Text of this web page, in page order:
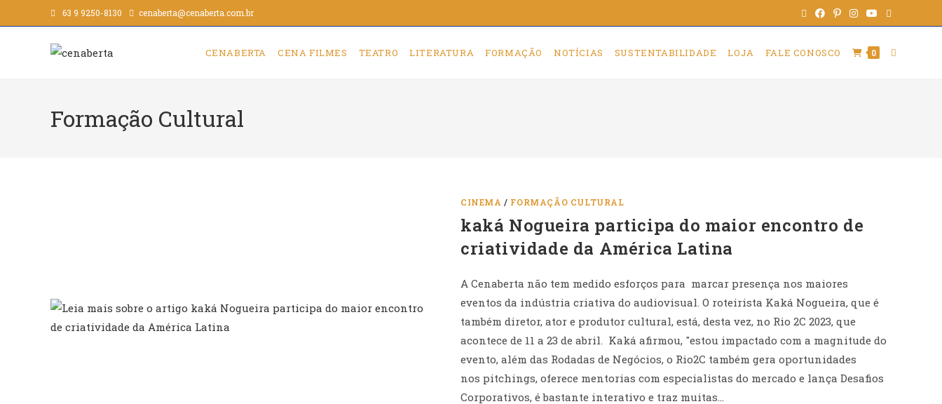
63 9 9250-8130 cenaberta@cenaberta.com.br
CENABERTA CENA FILMES TEATRO LITERATURA FORMAÇÃO NOTÍCIAS SUSTENTABILIDADE LOJA FALE CONOSCO 0
Formação Cultural
CINEMA / FORMAÇÃO CULTURAL
kaká Nogueira participa do maior encontro de
criatividade da América Latina
A Cenaberta não tem medido esforços para marcar presença nos maiores
eventos da indústria criativa do audiovisual. O roteirista Kaká Nogueira, que é
também diretor, ator e produtor cultural, está, desta vez, no Rio 2C 2023, que
acontece de 11 a 23 de abril. Kaká afirmou, "estou impactado com a magnitude do
evento, além das Rodadas de Negócios, o Rio2C também gera oportunidades
nos pitchings, oferece mentorias com especialistas do mercado e lança Desafios
Corporativos, é bastante interativo e traz muitas…